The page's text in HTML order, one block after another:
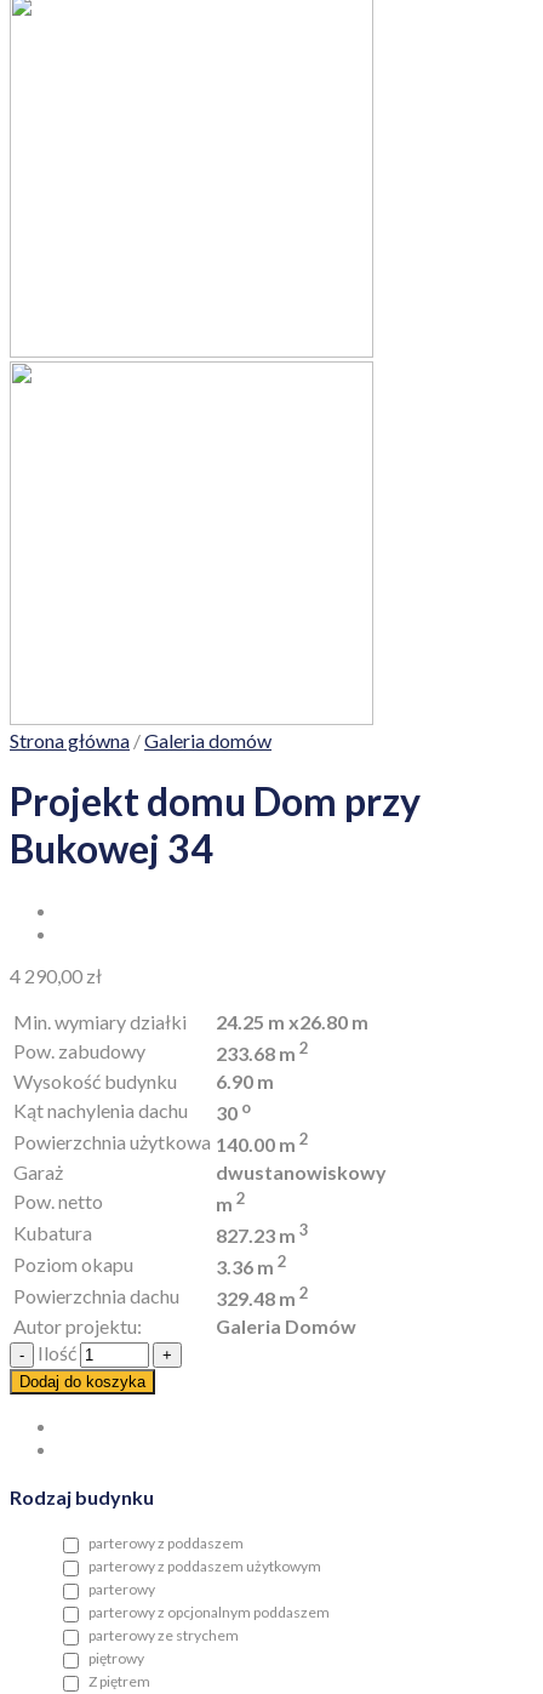
Strona główna /Galeria domów
Projekt domu Dom przy
Bukowej 34
4 290,00 zł
Min. wymiary działki
24.25 m x26.80 m
Pow. zabudowy
233.68 m 2
Wysokość budynku
6.90 m
Kąt nachylenia dachu
30 o
Powierzchnia użytkowa 140.00 m 2
Garaż
dwustanowiskowy
Pow. netto
m 2
Kubatura 827.23 m 3
Poziom okapu 3.36 m 2
Powierzchnia dachu 329.48 m 2
Autor projektu:
Galeria Domów
Ilość
Dodaj do koszyka
Rodzaj budynku
parterowy z poddaszem
parterowy z poddaszem użytkowym
parterowy
parterowy z opcjonalnym poddaszem
parterowy ze strychem
piętrowy
Z piętrem